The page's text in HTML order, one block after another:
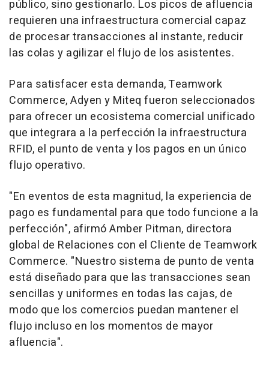
público, sino gestionarlo. Los picos de afluencia
requieren una infraestructura comercial capaz
de procesar transacciones al instante, reducir
las colas y agilizar el flujo de los asistentes.
Para satisfacer esta demanda, Teamwork
Commerce, Adyen y Miteq fueron seleccionados
para ofrecer un ecosistema comercial unificado
que integrara a la perfección la infraestructura
RFID, el punto de venta y los pagos en un único
flujo operativo.
"En eventos de esta magnitud, la experiencia de
pago es fundamental para que todo funcione a la
perfección", afirmó Amber Pitman, directora
global de Relaciones con el Cliente de Teamwork
Commerce. "Nuestro sistema de punto de venta
está diseñado para que las transacciones sean
sencillas y uniformes en todas las cajas, de
modo que los comercios puedan mantener el
flujo incluso en los momentos de mayor
afluencia".